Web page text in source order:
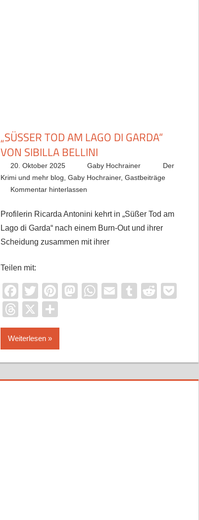
„SÜSSER TOD AM LAGO DI GARDA“ V
ON SIBILLA BELLINI
20. Oktober 2025 Gaby Hochrainer
Der
Krimi und mehr blog Gaby Hochrainer, Gastbeiträge
Kommentar hinterlassen
Profilerin Ricarda Antonini kehrt in „Süßer Tod am
Lago di Garda“ nach einem Burn-Out und ihrer
Scheidung zusammen mit ihrer
Teilen mit:
Facebook
TwitterPinterest
Mastodon
WhatsApp
EmailTumblrReddit
Threads
X
Weiterlesen